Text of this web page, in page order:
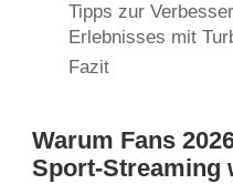
Tipps zur
Erlebnisses mit
Fazit
Warum Fans
Sport-Streaming